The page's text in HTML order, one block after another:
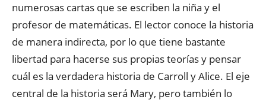
numerosas cartas que se escriben la niña y el
profesor de matemáticas. El lector conoce la historia
de manera indirecta, por lo que tiene bastante
libertad para hacerse sus propias teorías y pensar
cuál es la verdadera historia de Carroll y Alice. El eje
central de la historia será Mary, pero también lo